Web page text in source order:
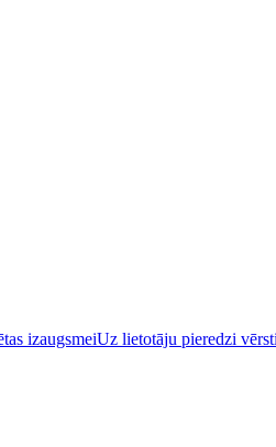
izaugsmeiUz lietotāju pieredzi